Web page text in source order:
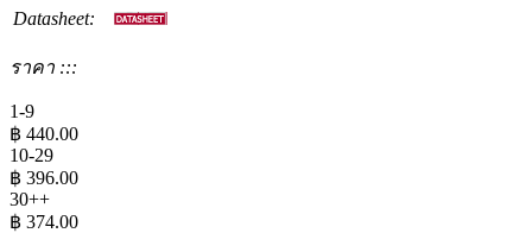
Datasheet:
ราคา :::
1-9
฿ 440.00
10-29
฿ 396.00
30++
฿ 374.00